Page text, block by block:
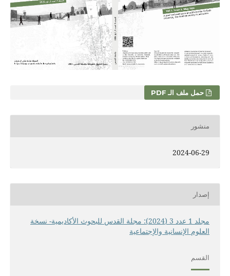
حمل ملف الـ PDF
منشور
2024-06-29
إصدار
مجلد 1 عدد 3 (2024): مجلة القدس للبحوث الأكاديمية- نسخة
العلوم الإنسانية والإجتماعية
القسم